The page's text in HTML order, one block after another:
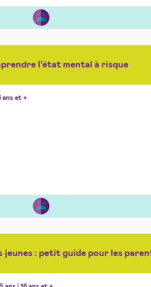
l’état mental à risque
ans et +
jeunes : petit guide pour les